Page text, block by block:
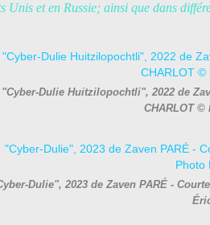
Unis et en Russie; ainsi que dans
"Cyber-Dulie Huitzilopochtli", 2022 de
CHARLOT ©
Dulie", 2023 de Zaven PARÉ -